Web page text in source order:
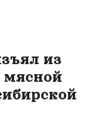
из
мясной